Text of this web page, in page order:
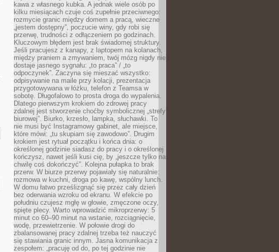
kawa z własnego kubka. A jednak wiele osób po
kilku miesiącach czuje coś zupełnie przeciwnego:
rozmycie granic między domem a pracą, wieczne
„jestem dostępny”, poczucie winy, gdy robi się
przerwę, trudności z odłączeniem po godzinach.
Kluczowym błędem jest brak świadomej struktury.
Jeśli pracujesz z kanapy, z laptopem na kolanach,
między praniem a zmywaniem, twój mózg nigdy nie
dostaje jasnego sygnału: „to praca” / „to
odpoczynek”. Zaczyna się mieszać wszystko:
odpisywanie na maile przy kolacji, prezentacja
przygotowywana w łóżku, telefon z Teamsa w
sobotę. Długofalowo to prosta droga do wypalenia.
Dlatego pierwszym krokiem do zdrowej pracy
zdalnej jest stworzenie choćby symbolicznej „strefy
biurowej”. Biurko, krzesło, lampka, słuchawki. To
nie musi być Instagramowy gabinet, ale miejsce,
które mówi: „tu skupiam się zawodowo”. Drugim
krokiem jest rytuał początku i końca dnia: o
określonej godzinie siadasz do pracy i o określonej
kończysz, nawet jeśli kusi cię, by „jeszcze tylko na
chwilę coś dokończyć”. Kolejna pułapka to brak
przerw. W biurze przerwy pojawiały się naturalnie:
rozmowa w kuchni, droga po kawę, wspólny lunch.
W domu łatwo prześlizgnąć się przez cały dzień
bez oderwania wzroku od ekranu. W efekcie po
południu czujesz mgłę w głowie, zmęczone oczy,
spięte plecy. Warto wprowadzić mikroprzerwy: 5
minut co 60–90 minut na wstanie, rozciągnięcie,
wodę, przewietrzenie. W połowie drogi do
zbalansowanej pracy zdalnej trzeba też nauczyć
się stawiania granic innym. Jasna komunikacja z
zespołem: „pracuję od do, po tej godzinie nie